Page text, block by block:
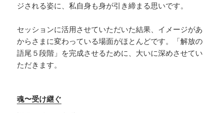
ジされる姿に、私自身も身が引き締まる思いです。
セッションに活用させていただいた結果、イメージがあ
からさまに変わっている場面がほとんどです。「解放の
語尾５段階」を完成させるために、大いに深めさせてい
ただきます。
魂〜受け継ぐ